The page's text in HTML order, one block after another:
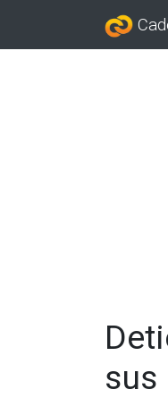
sus